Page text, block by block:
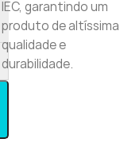
IEC, garantindo um
produto de altíssima
qualidade e
durabilidade.